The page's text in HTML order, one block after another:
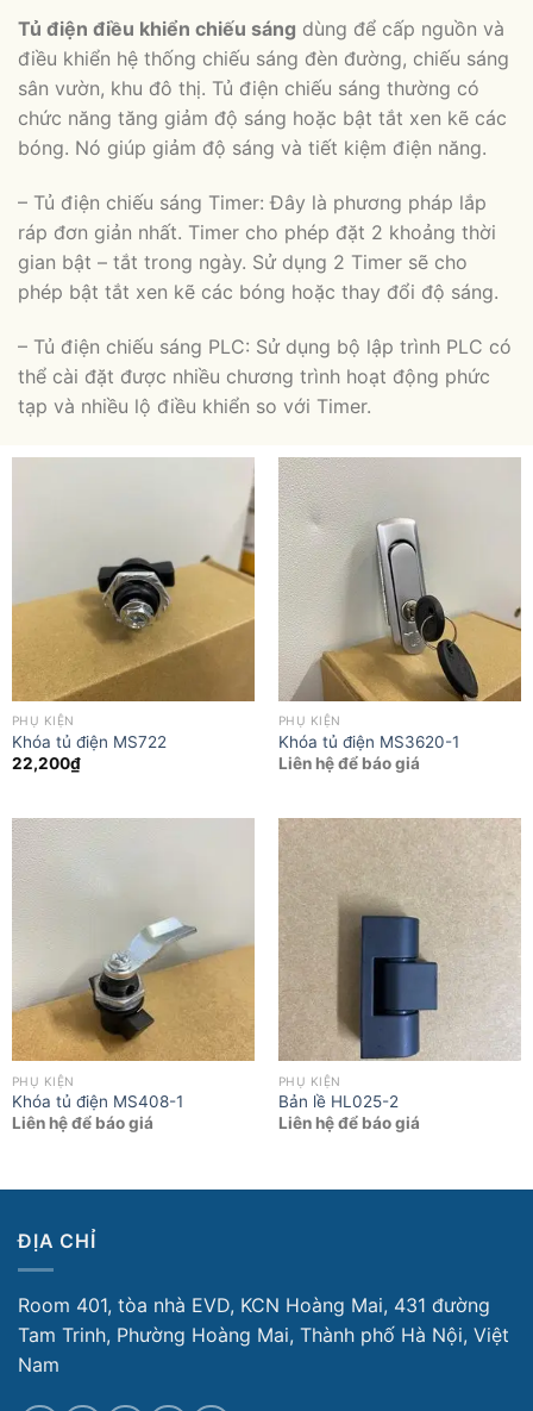
Tủ điện điều khiển chiếu sáng dùng để cấp nguồn và
điều khiển hệ thống chiếu sáng đèn đường, chiếu sáng
sân vườn, khu đô thị. Tủ điện chiếu sáng thường có
chức năng tăng giảm độ sáng hoặc bật tắt xen kẽ các
bóng. Nó giúp giảm độ sáng và tiết kiệm điện năng.
– Tủ điện chiếu sáng Timer: Đây là phương pháp lắp
ráp đơn giản nhất. Timer cho phép đặt 2 khoảng thời
gian bật – tắt trong ngày. Sử dụng 2 Timer sẽ cho
phép bật tắt xen kẽ các bóng hoặc thay đổi độ sáng.
– Tủ điện chiếu sáng PLC: Sử dụng bộ lập trình PLC có
thể cài đặt được nhiều chương trình hoạt động phức
tạp và nhiều lộ điều khiển so với Timer.
PHỤ KIỆN
Khóa tủ điện MS722
22,200₫
PHỤ KIỆN
Khóa tủ điện MS3620-1
Liên hệ để báo giá
PHỤ KIỆN
Khóa tủ điện MS408-1
Liên hệ để báo giá
PHỤ KIỆN
Bản lề HL025-2
Liên hệ để báo giá
ĐỊA CHỈ
Room 401, tòa nhà EVD, KCN Hoàng Mai, 431 đường
Tam Trinh, Phường Hoàng Mai, Thành phố Hà Nội, Việt
Nam